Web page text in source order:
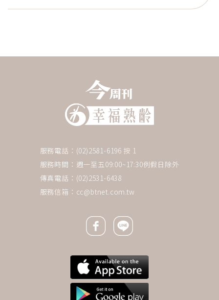
服務電話：(02)2581-6196 按 1
服務時間：週一至五09:00~17:30例假日除外
傳真電話：(02)2531-6438
服務信箱： cc@btnet.com.tw
Facebook icon
Line icon